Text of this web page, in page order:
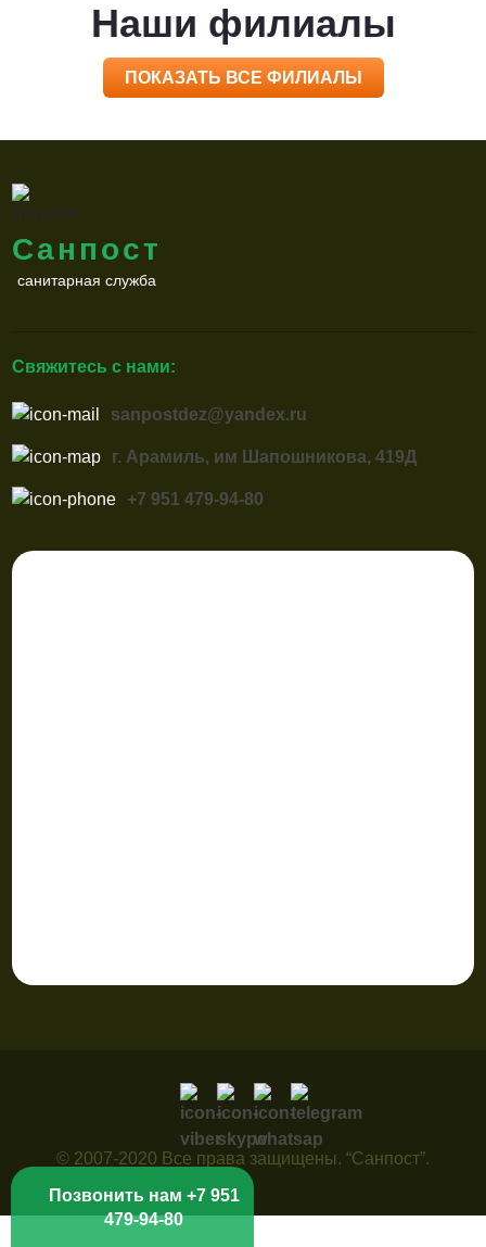
Наши филиалы
ПОКАЗАТЬ ВСЕ ФИЛИАЛЫ
Санпост
санитарная служба
Свяжитесь с нами:
sanpostdez@yandex.ru
г. Арамиль, им Шапошникова, 419Д
+7 951 479-94-80
Позвонить нам +7 951
479-94-80
© 2007-2020 Все права защищены. “Санпост”.